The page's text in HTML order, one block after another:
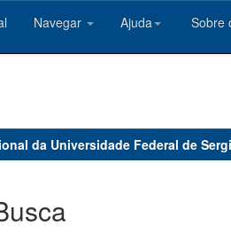
Navegar Ajuda Sobre
da Universidade Federal de